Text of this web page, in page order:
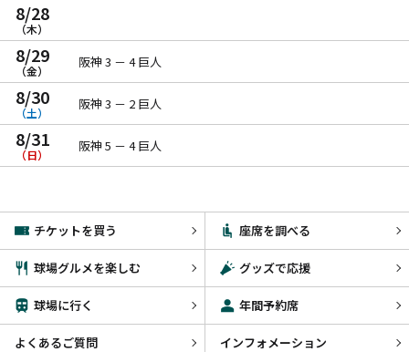
8/28
（木）
8/29
（金）
阪神 3 － 4 巨人
8/30
（土）
阪神 3 － 2 巨人
8/31
（日）
阪神 5 － 4 巨人
チケットを買う 座席を調べる
球場グルメを楽しむ グッズで応援
球場に行く 年間予約席
よくあるご質問 インフォメーション